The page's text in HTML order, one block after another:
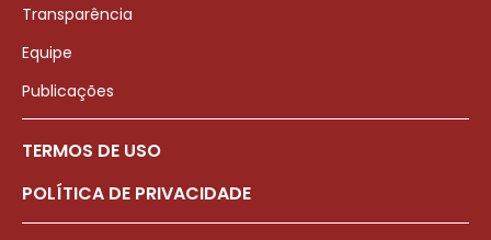
Transparência
Equipe
Publicações
TERMOS DE USO
POLÍTICA DE PRIVACIDADE